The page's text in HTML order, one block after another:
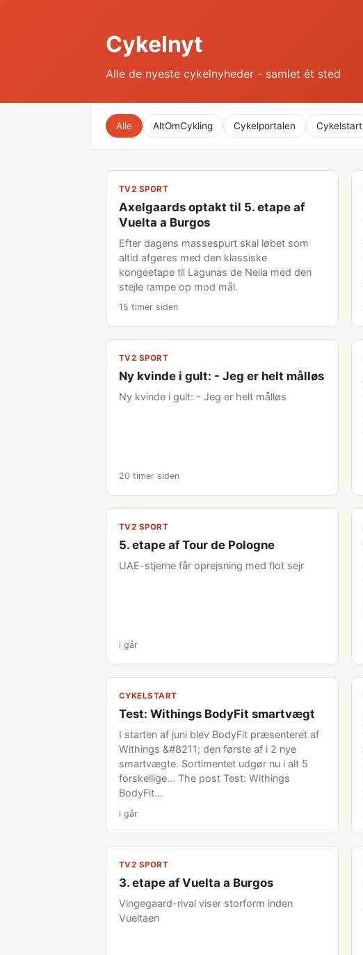
Cykelnyt
Alle de nyeste cykelnyheder - samlet ét sted
Alle AltOmCykling Cykelportalen Cykelstart
TV2 SPORT
Axelgaards optakt til 5. etape af
Vuelta a Burgos
Efter dagens massespurt skal løbet som
altid afgøres med den klassiske
kongeetape til Lagunas de Neila med den
stejle rampe op mod mål.
15 timer siden
TV2 SPORT
Ny kvinde i gult: - Jeg er helt målløs
Ny kvinde i gult: - Jeg er helt målløs
20 timer siden
TV2 SPORT
5. etape af Tour de Pologne
UAE-stjerne får oprejsning med flot sejr
i går
CYKELSTART
Test: Withings BodyFit smartvægt
I starten af juni blev BodyFit præsenteret af
Withings &#8211; den første af i 2 nye
smartvægte. Sortimentet udgør nu i alt 5
forskellige... The post Test: Withings
BodyFit…
i går
TV2 SPORT
3. etape af Vuelta a Burgos
Vingegaard-rival viser storform inden
Vueltaen